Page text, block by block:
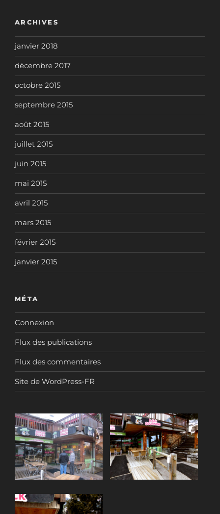
ARCHIVES
janvier 2018
décembre 2017
octobre 2015
septembre 2015
août 2015
juillet 2015
juin 2015
mai 2015
avril 2015
mars 2015
février 2015
janvier 2015
MÉTA
Connexion
Flux des publications
Flux des commentaires
Site de WordPress-FR